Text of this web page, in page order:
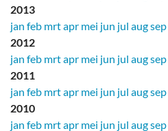
2013
jan feb mrtapr mei jun jul augsep
2012
jan feb mrtapr mei jun jul augsep
2011
jan feb mrtapr mei jun jul augsep
2010
jan feb mrtapr mei jun jul augsep